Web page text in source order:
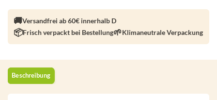
Versandfrei ab 60€ innerhalb D
Frisch verpackt bei Bestellung
Klimaneutrale Verpackung
Beschreibung